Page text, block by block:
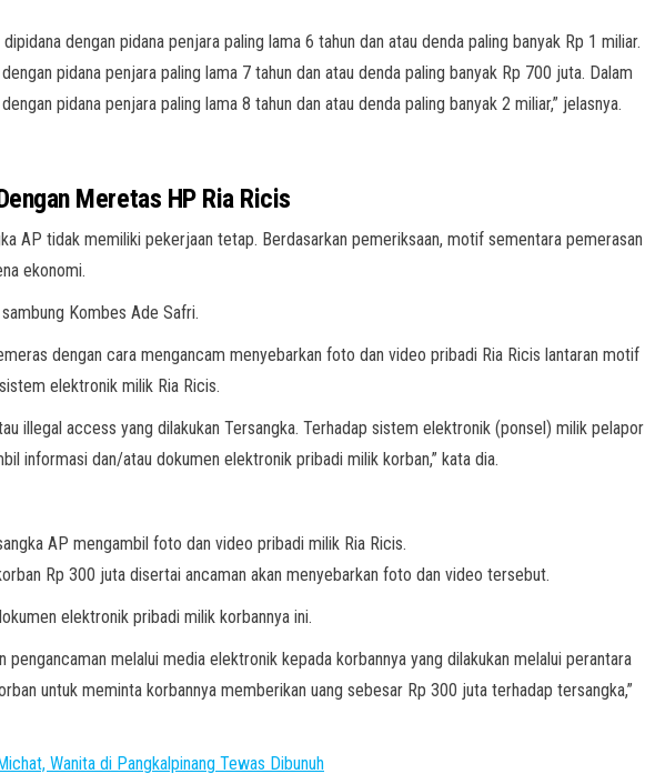
dengan pidana penjara paling lama 6 tahun dan atau denda paling banyak Rp 1 miliar.
pidana penjara paling lama 7 tahun dan atau denda paling banyak Rp 700 juta. Dalam
pidana penjara paling lama 8 tahun dan atau denda paling banyak 2 miliar,” jelasnya.
Meretas HP Ria Ricis
AP tidak memiliki pekerjaan tetap. Berdasarkan pemeriksaan, motif sementara pemerasan
ekonomi.
Kombes Ade Safri.
dengan cara mengancam menyebarkan foto dan video pribadi Ria Ricis lantaran motif
elektronik milik Ria Ricis.
illegal access yang dilakukan Tersangka. Terhadap sistem elektronik (ponsel) milik pelapor
informasi dan/atau dokumen elektronik pribadi milik korban,” kata dia.
AP mengambil foto dan video pribadi milik Ria Ricis.
Rp 300 juta disertai ancaman akan menyebarkan foto dan video tersebut.
elektronik pribadi milik korbannya ini.
pengancaman melalui media elektronik kepada korbannya yang dilakukan melalui perantara
untuk meminta korbannya memberikan uang sebesar Rp 300 juta terhadap tersangka,”
Wanita di Pangkalpinang Tewas Dibunuh